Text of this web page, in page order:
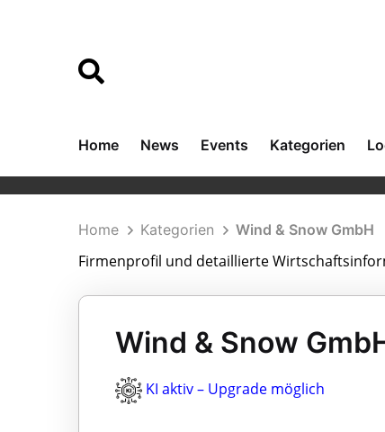
Home News Events Kategorien
Home Kategorien Wind & Snow GmbH
Firmenprofil und detaillierte
Wind & Snow
KI aktiv – Upgrade möglich